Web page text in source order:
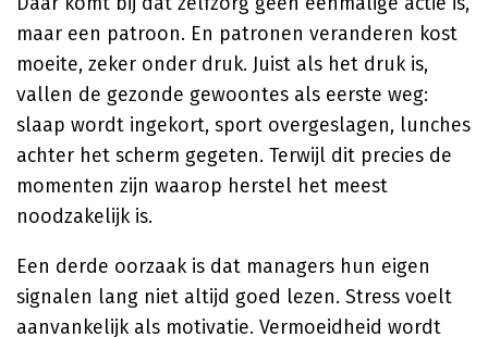
maar een patroon. En patronen veranderen kost
moeite, zeker onder druk. Juist als het druk is,
vallen de gezonde gewoontes als eerste weg:
slaap wordt ingekort, sport overgeslagen, lunches
achter het scherm gegeten. Terwijl dit precies de
momenten zijn waarop herstel het meest
noodzakelijk is.
Een derde oorzaak is dat managers hun eigen
signalen lang niet altijd goed lezen. Stress voelt
aanvankelijk als motivatie. Vermoeidheid wordt